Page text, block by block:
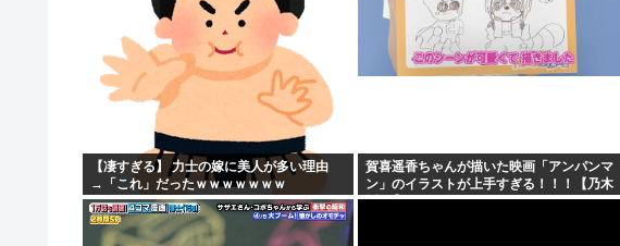
【凄すぎる】 力士の嫁に美人が多い理由
→「これ」だったｗｗｗｗｗｗｗ
賀喜遥香ちゃんが描いた映画「アンパンマ
ン」のイラストが上手すぎる！！！【乃木
坂46】